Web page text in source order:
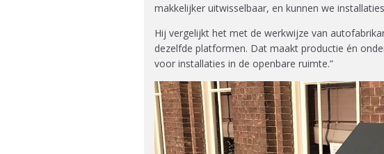
makkelijker uitwisselbaar, en kunnen we
Hij vergelijkt het met de werkwijze van
dezelfde platformen. Dat maakt productie én
voor installaties in de openbare ruimte.”